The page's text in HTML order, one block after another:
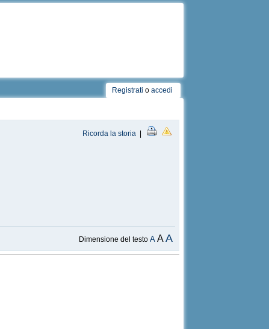
Registrati o accedi
Ricorda la storia |
Dimensione del testoA AA